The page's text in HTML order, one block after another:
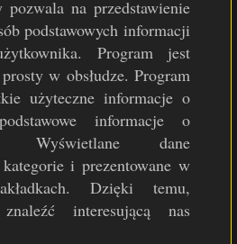
na przedstawienie
podstawowych informacji
Program jest
w obsłudze. Program
użyteczne informacje o
informacje o
Wyświetlane dane
i prezentowane w
Dzięki temu,
interesującą nas